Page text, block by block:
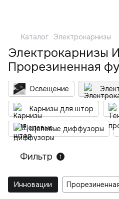
Каталог Электрокарнизы
Электрокарнизы
Прорезиненная
Освещение
Карнизы для штор
Щелевые диффузоры
Фильтр 1
Инновации